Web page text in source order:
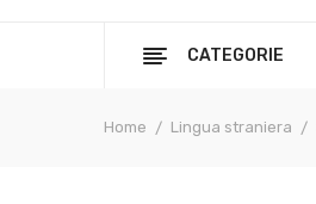
CATEGORIE
Home Lingua straniera